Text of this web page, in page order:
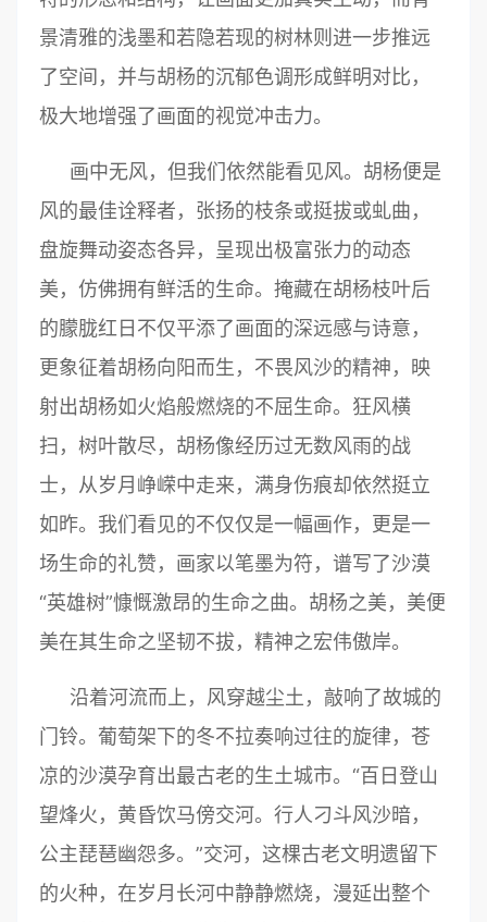
景清雅的浅墨和若隐若现的树林则进一步推远
了空间，并与胡杨的沉郁色调形成鲜明对比，
极大地增强了画面的视觉冲击力。
画中无风，但我们依然能看见风。胡杨便是
风的最佳诠释者，张扬的枝条或挺拔或虬曲，
盘旋舞动姿态各异，呈现出极富张力的动态
美，仿佛拥有鲜活的生命。掩藏在胡杨枝叶后
的朦胧红日不仅平添了画面的深远感与诗意，
更象征着胡杨向阳而生，不畏风沙的精神，映
射出胡杨如火焰般燃烧的不屈生命。狂风横
扫，树叶散尽，胡杨像经历过无数风雨的战
士，从岁月峥嵘中走来，满身伤痕却依然挺立
如昨。我们看见的不仅仅是一幅画作，更是一
场生命的礼赞，画家以笔墨为符，谱写了沙漠
“英雄树”慷慨激昂的生命之曲。胡杨之美，美便
美在其生命之坚韧不拔，精神之宏伟傲岸。
沿着河流而上，风穿越尘土，敲响了故城的
门铃。葡萄架下的冬不拉奏响过往的旋律，苍
凉的沙漠孕育出最古老的生土城市。“百日登山
望烽火，黄昏饮马傍交河。行人刁斗风沙暗，
公主琵琶幽怨多。”交河，这棵古老文明遗留下
的火种，在岁月长河中静静燃烧，漫延出整个